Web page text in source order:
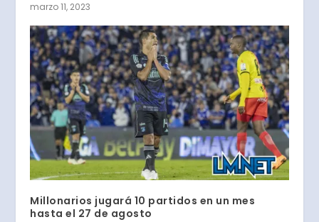
marzo 11, 2023
Millonarios jugará 10 partidos en un mes
hasta el 27 de agosto